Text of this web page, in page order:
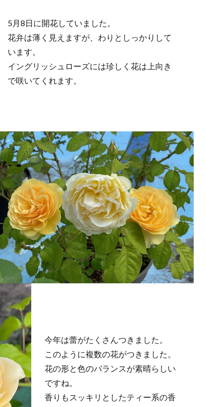
5月8日に開花していました。
花弁は薄く見えますが、わりとしっかりして
います。
イングリッシュローズには珍しく花は上向き
で咲いてくれます。
今年は蕾がたくさんつきました。
このように複数の花がつきました。
花の形と色のバランスが素晴らしい
ですね。
香りもスッキリとしたティー系の香